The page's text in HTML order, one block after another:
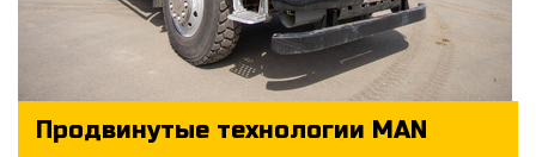
Продвинутые технологии MAN